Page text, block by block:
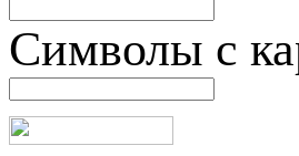
Символы с